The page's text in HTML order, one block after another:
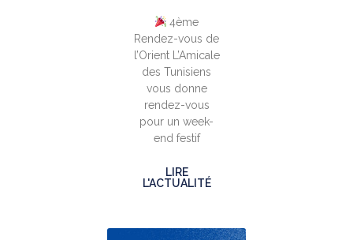
4ème
Rendez-vous de
l’Orient L’Amicale
des Tunisiens
vous donne
rendez-vous
pour un week-
end festif
LIRE
L'ACTUALITÉ